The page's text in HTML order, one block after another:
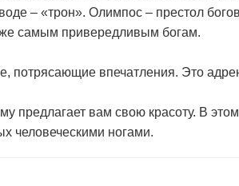
– «трон». Олимпос – престол
самым привередливым богам.
потрясающие впечатления. Это
предлагает вам свою красоту. В
человеческими ногами.